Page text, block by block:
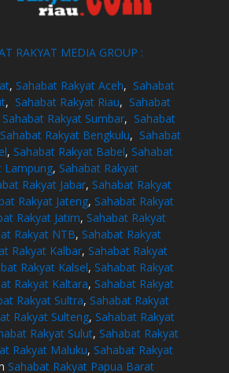
RAKYAT MEDIA GROUP :
, Sahabat Rakyat Aceh, Sahabat
, Sahabat Rakyat Riau, Sahabat
Sahabat Rakyat Sumbar, Sahabat
Sahabat Rakyat Bengkulu, Sahabat
, Sahabat Rakyat Babel, Sahabat
Lampung, Sahabat Rakyat
Rakyat Jabar, Sahabat Rakyat
Rakyat Jateng, Sahabat Rakyat
Rakyat Jatim, Sahabat Rakyat
Rakyat NTB, Sahabat Rakyat
Rakyat Kalbar, Sahabat Rakyat
Rakyat Kalsel, Sahabat Rakyat
Rakyat Kaltara, Sahabat Rakyat
Rakyat Sultra, Sahabat Rakyat
Rakyat Sulteng, Sahabat Rakyat
Rakyat Sulut, Sahabat Rakyat
Rakyat Maluku, Sahabat Rakyat
Sahabat Rakyat Papua Barat